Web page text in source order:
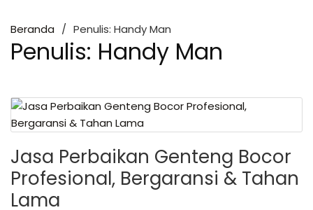
Beranda Penulis: Handy Man
Penulis: Handy Man
Jasa Perbaikan Genteng Bocor
Profesional, Bergaransi & Tahan
Lama